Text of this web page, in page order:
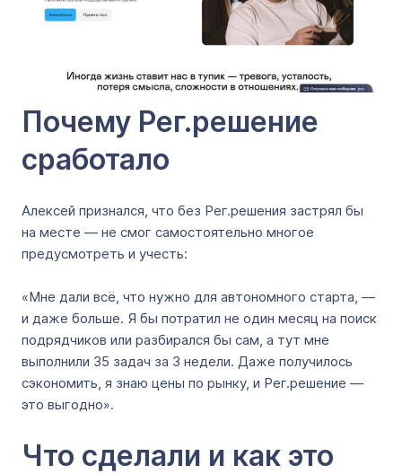
Почему Рег.решение
сработало
Алексей признался, что без Рег.решения застрял бы
на месте — не смог самостоятельно многое
предусмотреть и учесть:
«Мне дали всё, что нужно для автономного старта, —
и даже больше. Я бы потратил не один месяц на поиск
подрядчиков или разбирался бы сам, а тут мне
выполнили 35 задач за 3 недели. Даже получилось
сэкономить, я знаю цены по рынку, и Рег.решение —
это выгодно».
Что сделали и как это